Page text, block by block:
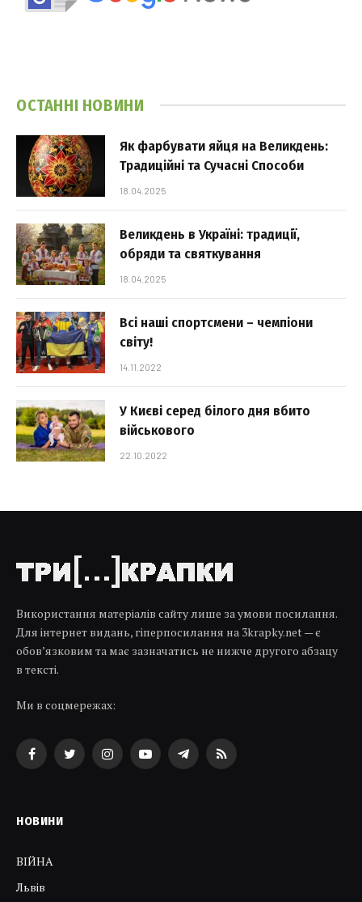
ОСТАННІ НОВИНИ
Як фарбувати яйця на Великдень:
Традиційні та Сучасні Способи
18.04.2025
Великдень в Україні: традиції,
обряди та святкування
18.04.2025
Всі наші спортсмени – чемпіони
світу!
14.11.2022
У Києві серед білого дня вбито
військового
22.10.2022
Використання матеріалів сайту лише за умови посилання.
Для інтернет видань, гіперпосилання на 3krapky.net — є
обов’язковим та має зазначатись не нижче другого абзацу
в тексті.
Ми в соцмережах:
FacebookTwitterInstagramYouTubeTelegramRSS
НОВИНИ
ВІЙНА
Львів